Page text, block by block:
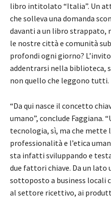
libro intitolato “Italia”. Un
che solleva una domanda
davanti a un libro
le nostre città e comunità
profondi ogni giorno?
addentrarsi nella biblioteca,
non quello che leggono tutti.
“Da qui nasce il concetto
umano”, conclude Faggiana.
tecnologia, sì, ma che mette
professionalità e l’etica
sta infatti sviluppando e
due fattori chiave. Da un lato
sottoposto a business locali
al settore ricettivo, ai